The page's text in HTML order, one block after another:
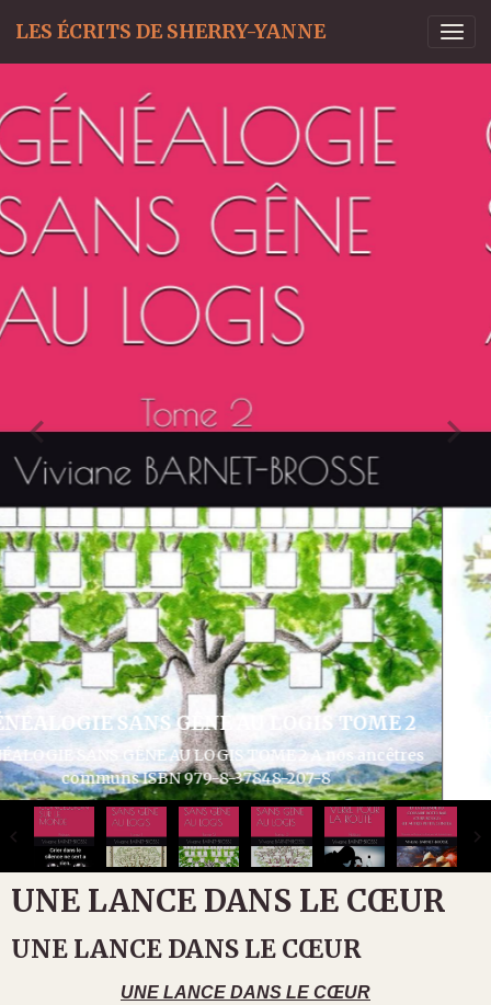
LES ÉCRITS DE SHERRY-YANNE
GÉNÉALOGIE SANS GÊNE AU LOGIS TOME 3
GÉNÉALOGIE SANS GÊNE AU LOGIS TOME 3 Articles divers
généalogie et histoire ISBN 979-8-37932-286-1
UNE LANCE DANS LE CŒUR
UNE LANCE DANS LE CŒUR
UNE LANCE DANS LE CŒUR